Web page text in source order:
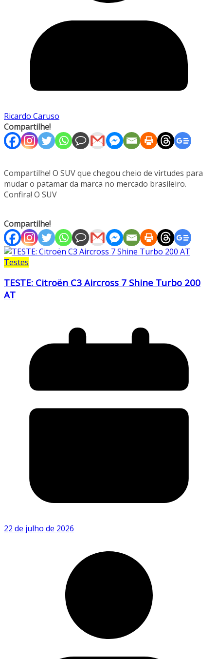
Ricardo Caruso
Compartilhe!
Compartilhe! O SUV que chegou cheio de virtudes para
mudar o patamar da marca no mercado brasileiro.
Confira! O SUV
Compartilhe!
Testes
TESTE: Citroën C3 Aircross 7 Shine Turbo 200
AT
22 de julho de 2026